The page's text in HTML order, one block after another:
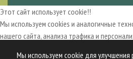
Мы используем cookie для улучшения
Этот сайт использует cookie!!
Мы используем cookies и аналогичные
нашего сайта, анализа трафика и